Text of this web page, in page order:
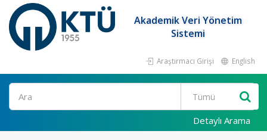
Akademik Veri Yönetim
Sistemi
Araştırmacı Girişi English
Ara
Detaylı Arama